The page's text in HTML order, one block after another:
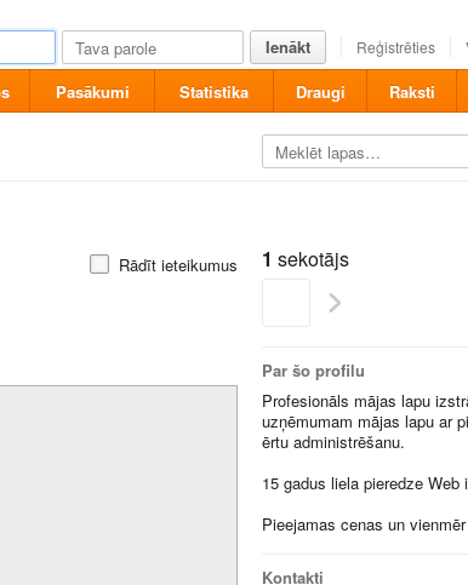
Ienākt Reģistrēties
Pasākumi Statistika Draugi Raksti
Rādīt ieteikumus
1 sekotājs
Par šo profilu
Profesionāls mājas lapu
uzņēmumam mājas lapu ar
ērtu administrēšanu.
15 gadus liela pieredze Web
Pieejamas cenas un
Kontakti